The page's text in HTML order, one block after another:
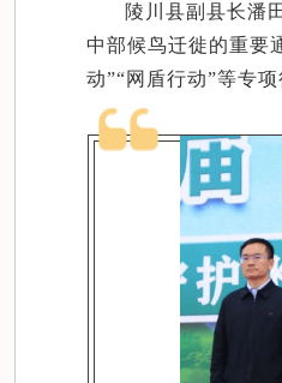
陵川县副县长潘
中部候鸟迁徙的重要
动”“网盾行动”等专